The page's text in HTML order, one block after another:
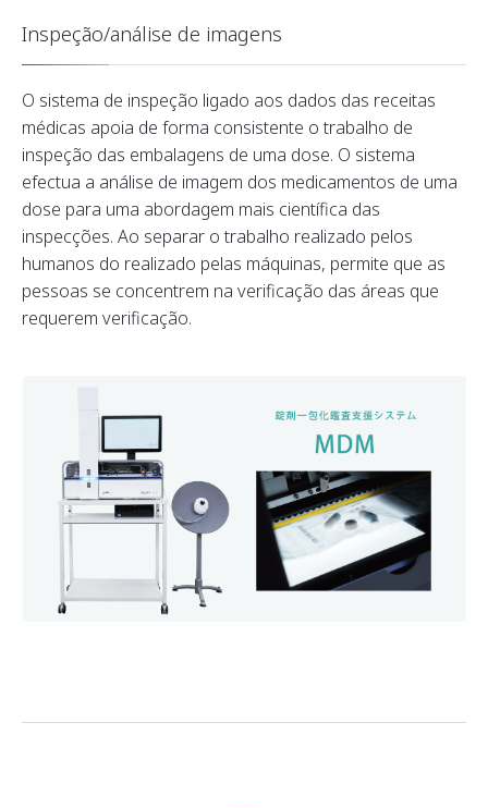
Inspeção/análise de imagens
O sistema de inspeção ligado aos dados das receitas
médicas apoia de forma consistente o trabalho de
inspeção das embalagens de uma dose. O sistema
efectua a análise de imagem dos medicamentos de uma
dose para uma abordagem mais científica das
inspecções. Ao separar o trabalho realizado pelos
humanos do realizado pelas máquinas, permite que as
pessoas se concentrem na verificação das áreas que
requerem verificação.